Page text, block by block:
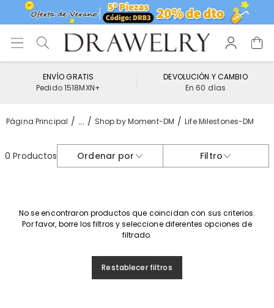
ENVÍO GRATIS
Pedido 1518MXN+
DEVOLUCIÓN Y CAMBIO
En 60 días
Página Principal ... Shop by Moment-DM Life Milestones-DM
0 Productos Ordenar por Filtro
No se encontraron productos que coincidan con sus criterios.
Por favor, borre los filtros y seleccione diferentes opciones de
filtrado.
Restablecer filtros